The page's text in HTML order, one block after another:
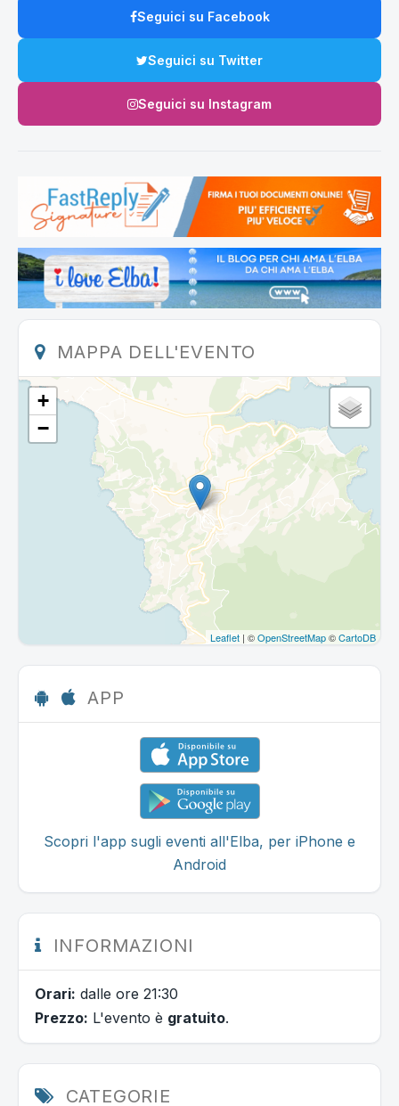
Seguici su Facebook
Seguici su Twitter
Seguici su Instagram
MAPPA DELL'EVENTO
+
−
Leaflet | ©OpenStreetMap©CartoDB
APP
Scopri l'app sugli eventi all'Elba, per iPhone e
Android
INFORMAZIONI
Orari: dalle ore 21:30
Prezzo: L'evento è gratuito.
CATEGORIE